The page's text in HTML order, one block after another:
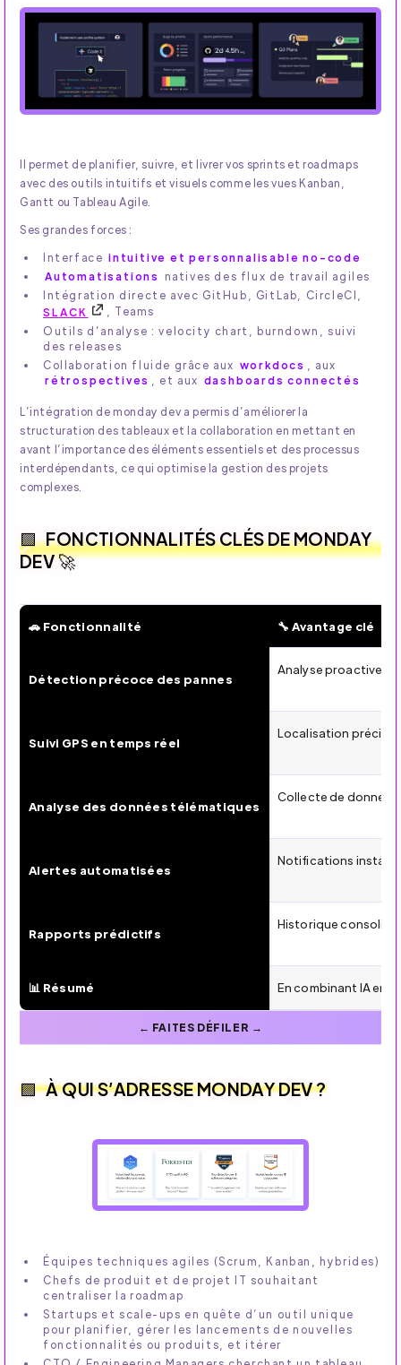
Il permet de planifier, suivre, et livrer vos sprints et roadmaps
avec des outils intuitifs et visuels comme les vues Kanban,
Gantt ou Tableau Agile.
Ses grandes forces :
Interface intuitive et personnalisable no-code
Automatisations
natives des flux de travail agiles
Intégration directe avec GitHub, GitLab, CircleCI,
SLACK
, Teams
Outils d’analyse : velocity chart, burndown, suivi
des releases
Collaboration fluide grâce aux workdocs
, aux
rétrospectives
, et aux dashboards connectés
L’intégration de monday dev a permis d’améliorer la
structuration des tableaux et la collaboration en mettant en
avant l’importance des éléments essentiels et des processus
interdépendants, ce qui optimise la gestion des projets
complexes.
FONCTIONNALITÉS CLÉS DE MONDAY
DEV 🚀
🔧 SureCam — Maintenance prédictive et optimisation
🚗 Fonctionnalité 🔧 Avantage clé
Détection précoce des pannes
Analyse proactive
Suivi GPS en temps réel
Localisation précise
Analyse des données télématiques
Collecte de
Alertes automatisées
Notifications
Rapports prédictifs
Historique
📊 Résumé En combinant IA
À QUI S’ADRESSE MONDAY DEV ?
Équipes techniques agiles (Scrum, Kanban, hybrides)
Chefs de produit et de projet IT souhaitant
centraliser la roadmap
Startups et scale-ups en quête d’un outil unique
pour planifier, gérer les lancements de nouvelles
fonctionnalités ou produits, et itérer